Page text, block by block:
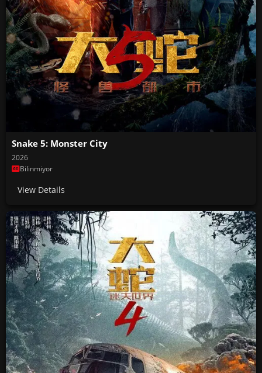
Snake 5: Monster City
2026
Bilinmiyor
View Details